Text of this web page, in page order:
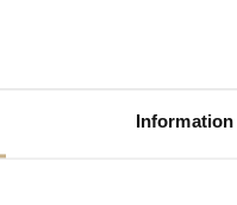
Information